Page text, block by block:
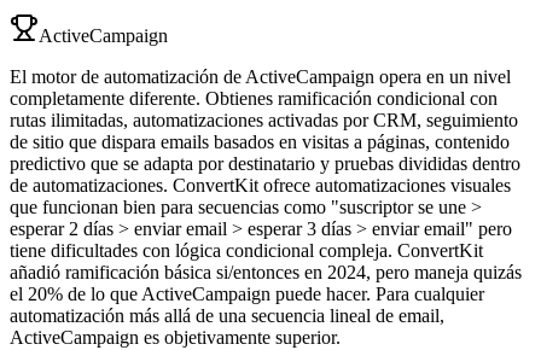
ActiveCampaign
El motor de automatización de ActiveCampaign opera en un nivel
completamente diferente. Obtienes ramificación condicional con
rutas ilimitadas, automatizaciones activadas por CRM, seguimiento
de sitio que dispara emails basados en visitas a páginas, contenido
predictivo que se adapta por destinatario y pruebas divididas dentro
de automatizaciones. ConvertKit ofrece automatizaciones visuales
que funcionan bien para secuencias como "suscriptor se une >
esperar 2 días > enviar email > esperar 3 días > enviar email" pero
tiene dificultades con lógica condicional compleja. ConvertKit
añadió ramificación básica si/entonces en 2024, pero maneja quizás
el 20% de lo que ActiveCampaign puede hacer. Para cualquier
automatización más allá de una secuencia lineal de email,
ActiveCampaign es objetivamente superior.